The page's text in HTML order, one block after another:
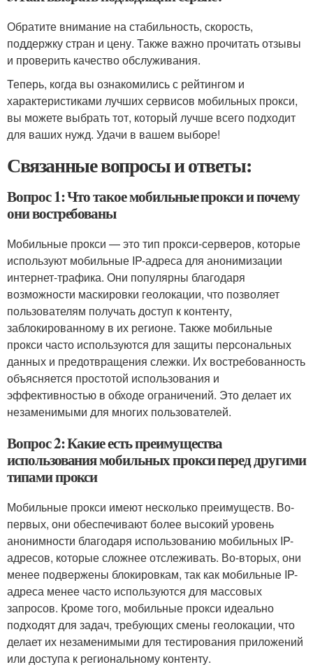
Обратите внимание на стабильность, скорость,
поддержку стран и цену. Также важно прочитать отзывы
и проверить качество обслуживания.
Теперь, когда вы ознакомились с рейтингом и
характеристиками лучших сервисов мобильных прокси,
вы можете выбрать тот, который лучше всего подходит
для ваших нужд. Удачи в вашем выборе!
Связанные вопросы и ответы:
Вопрос 1: Что такое мобильные прокси и почему
они востребованы
Мобильные прокси — это тип прокси-серверов, которые
используют мобильные IP-адреса для анонимизации
интернет-трафика. Они популярны благодаря
возможности маскировки геолокации, что позволяет
пользователям получать доступ к контенту,
заблокированному в их регионе. Также мобильные
прокси часто используются для защиты персональных
данных и предотвращения слежки. Их востребованность
объясняется простотой использования и
эффективностью в обходе ограничений. Это делает их
незаменимыми для многих пользователей.
Вопрос 2: Какие есть преимущества
использования мобильных прокси перед другими
типами прокси
Мобильные прокси имеют несколько преимуществ. Во-
первых, они обеспечивают более высокий уровень
анонимности благодаря использованию мобильных IP-
адресов, которые сложнее отслеживать. Во-вторых, они
менее подвержены блокировкам, так как мобильные IP-
адреса менее часто используются для массовых
запросов. Кроме того, мобильные прокси идеально
подходят для задач, требующих смены геолокации, что
делает их незаменимыми для тестирования приложений
или доступа к региональному контенту.